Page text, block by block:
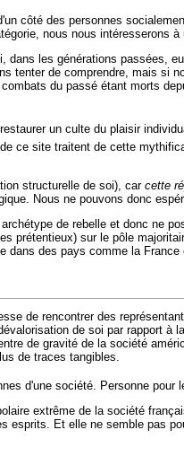
côté des personnes
nous nous intéresserons
les générations passées,
de comprendre, mais si
du passé étant morts
un culte du plaisir
ce site traitent de cette
structurelle de soi), car cette
Nous ne pouvons donc
de rebelle et donc ne
sur le pôle
des pays comme la
de rencontrer des
de soi par rapport
de gravité de la société
de traces tangibles.
d'une société. Personne pour
extrême de la société
esprits. Et elle ne semble pas